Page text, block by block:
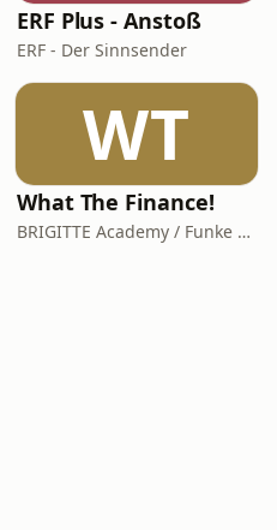
ERF Plus - Anstoß
ERF - Der Sinnsender
WT
What The Finance!
BRIGITTE Academy / Funke Woman, People & Family GmbH